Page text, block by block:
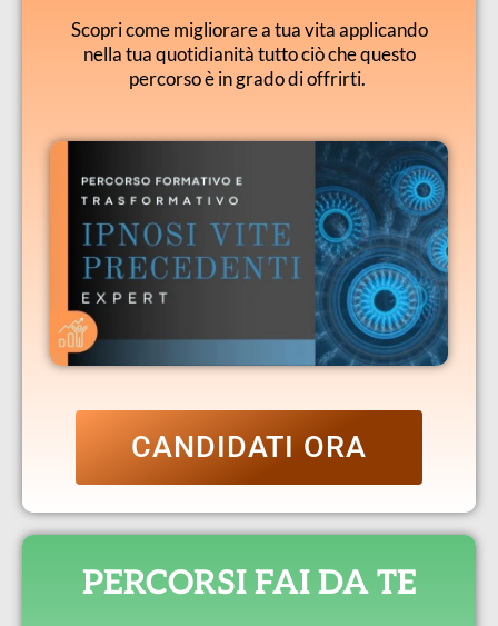
Scopri come migliorare a tua vita applicando
nella tua quotidianità tutto ciò che questo
percorso è in grado di offrirti.
CANDIDATI ORA
PERCORSI FAI DA TE